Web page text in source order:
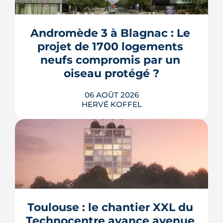
Andromède 3 à Blagnac : Le
projet de 1700 logements
neufs compromis par un
oiseau protégé ?
06 AOÛT 2026
HERVÉ KOFFEL
La troisième et dernière phase de
l'écoquartier Andromède doit livrer
près de 1 700 logements à partir de
protégé, la cisticole des joncs, contraint
fortement le plan d'aménagement et
Toulouse : le chantier XXL du